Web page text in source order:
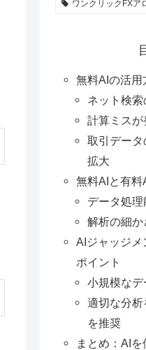
ワンクリックFXア
無料AIの活用
ネット検
計算ミス
取引デー
拡大
無料AIと有料
データ処
解析の細
AIジャッジ
ポイント
小規模な
適切な分
を推奨
まとめ：AI